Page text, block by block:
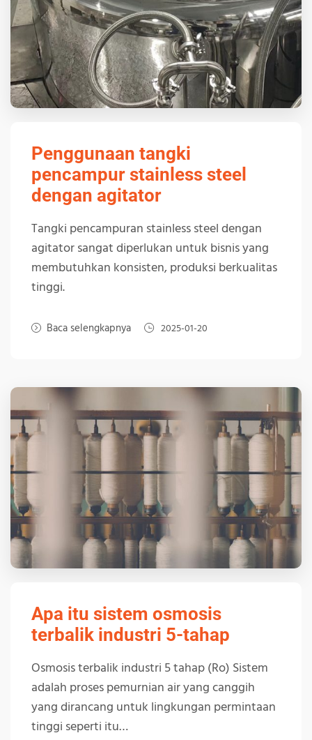
Penggunaan tangki
pencampur stainless steel
dengan agitator
Tangki pencampuran stainless steel dengan
agitator sangat diperlukan untuk bisnis yang
membutuhkan konsisten, produksi berkualitas
tinggi.
Baca selengkapnya 2025-01-20
Apa itu sistem osmosis
terbalik industri 5-tahap
Osmosis terbalik industri 5 tahap (Ro) Sistem
adalah proses pemurnian air yang canggih
yang dirancang untuk lingkungan permintaan
tinggi seperti itu…